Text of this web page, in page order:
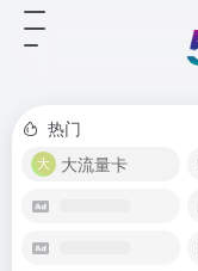
热门
大流量卡